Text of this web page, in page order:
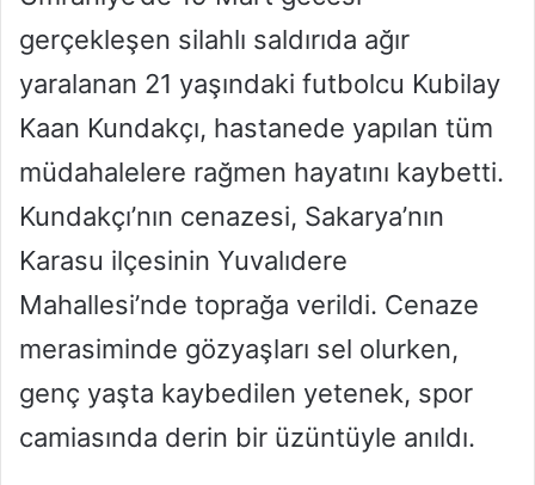
gerçekleşen silahlı saldırıda ağır
yaralanan 21 yaşındaki futbolcu Kubilay
Kaan Kundakçı, hastanede yapılan tüm
müdahalelere rağmen hayatını kaybetti.
Kundakçı’nın cenazesi, Sakarya’nın
Karasu ilçesinin Yuvalıdere
Mahallesi’nde toprağa verildi. Cenaze
merasiminde gözyaşları sel olurken,
genç yaşta kaybedilen yetenek, spor
camiasında derin bir üzüntüyle anıldı.